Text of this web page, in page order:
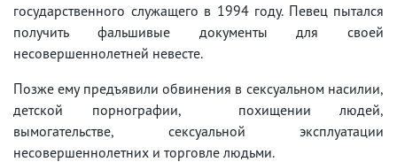
государственного служащего в 1994 году. Певец пытался
получить фальшивые документы для своей
несовершеннолетней невесте.
Позже ему предъявили обвинения в сексуальном насилии,
детской порнографии, похищении людей,
вымогательстве, сексуальной эксплуатации
несовершеннолетних и торговле людьми.